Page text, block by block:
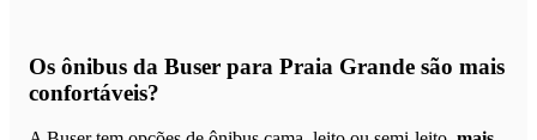
Os ônibus da Buser para Praia Grande são mais
confortáveis?